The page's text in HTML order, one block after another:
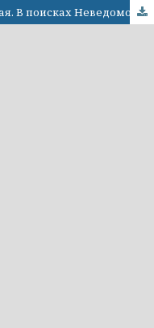
Рецензия на книгу: Н. К. Бонецкая. В поисках Неведомого Бога. Мережковский-мыслитель. М.; СПб.: Центр гуманитарных инициатив, 2017. 400 с.